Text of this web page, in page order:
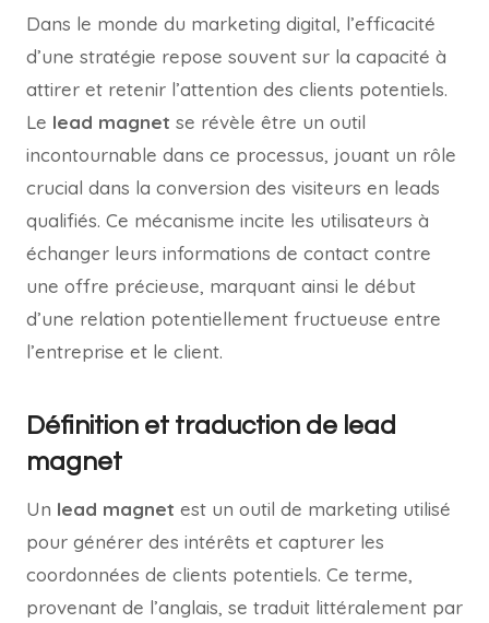
Dans le monde du marketing digital, l’efficacité
d’une stratégie repose souvent sur la capacité à
attirer et retenir l’attention des clients potentiels.
Le lead magnet se révèle être un outil
incontournable dans ce processus, jouant un rôle
crucial dans la conversion des visiteurs en leads
qualifiés. Ce mécanisme incite les utilisateurs à
échanger leurs informations de contact contre
une offre précieuse, marquant ainsi le début
d’une relation potentiellement fructueuse entre
l’entreprise et le client.
Définition et traduction de lead
magnet
Un lead magnet est un outil de marketing utilisé
pour générer des intérêts et capturer les
coordonnées de clients potentiels. Ce terme,
provenant de l’anglais, se traduit littéralement par